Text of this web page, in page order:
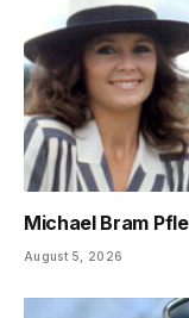
Michael Bram
August 5, 2026